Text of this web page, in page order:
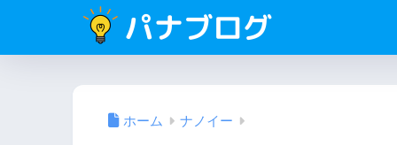
ホーム ナノイー